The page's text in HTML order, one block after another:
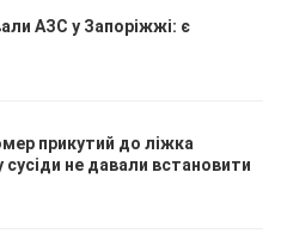
АЗС у Запоріжжі: є
прикутий до ліжка
сусіди не давали встановити